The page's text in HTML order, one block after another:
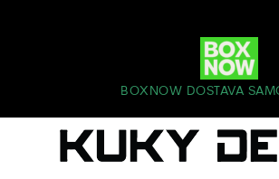
BOXNOW DOSTAVA